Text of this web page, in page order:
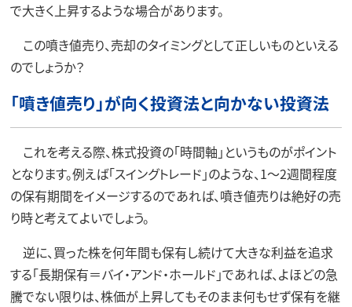
で大きく上昇するような場合があります。
この噴き値売り、売却のタイミングとして正しいものといえる
のでしょうか？
「噴き値売り」が向く投資法と向かない投資法
これを考える際、株式投資の「時間軸」というものがポイント
となります。例えば「スイングトレード」のような、1～2週間程度
の保有期間をイメージするのであれば、噴き値売りは絶好の売
り時と考えてよいでしょう。
逆に、買った株を何年間も保有し続けて大きな利益を追求
する「長期保有＝バイ・アンド・ホールド」であれば、よほどの急
騰でない限りは、株価が上昇してもそのまま何もせず保有を継